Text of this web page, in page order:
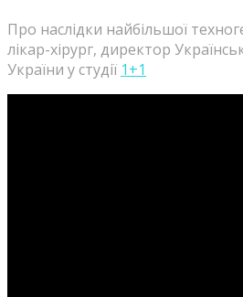
Про наслідки найбільшої
лікар-хірург, директор
України у студії 1+1